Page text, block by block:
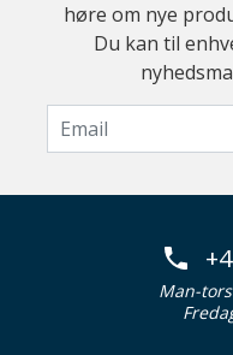
høre om nye
Du kan til
Man-